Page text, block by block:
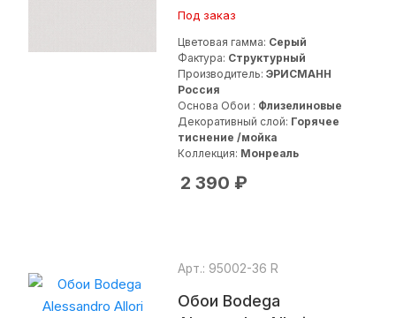
Под заказ
Цветовая гамма: Серый
Фактура: Структурный
Производитель: ЭРИСМАНН
Россия
Основа Обои : Флизелиновые
Декоративный слой: Горячее
тиснение /мойка
Коллекция: Монреаль
2 390 ₽
Обои Bodega
Арт.: 95002-36 R